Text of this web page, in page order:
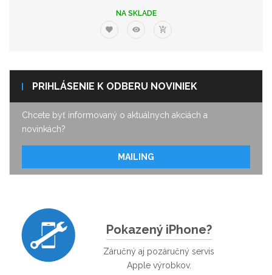
NA SKLADE
PRIHLÁSENIE K ODBERU NOVINIEK
Chcete byť informovaný o aktuálnych akciách a
novinkách?
MAILING
Pokazený iPhone?
Záručný aj pozáručný servis
Apple výrobkov.